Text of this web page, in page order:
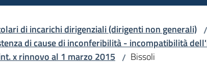
di incarichi dirigenziali (dirigenti non generali) /
di cause di inconferibilità - incompatibilità
x rinnovo al 1 marzo 2015 / Bissoli